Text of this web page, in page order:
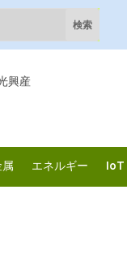
エネルギー IoT